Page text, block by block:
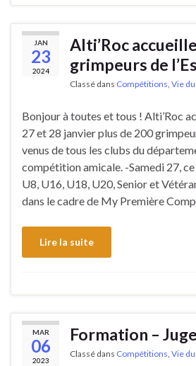
JAN
23
2024
Alti’Roc
grimpeurs de
Classé dans Compétitions, Vie
Bonjour à toutes et tous ! Alti’Roc
27 et 28 janvier plus de 200
venus de tous les clubs du
compétition amicale. -Samedi 27,
U8, U16, U18, U20, Senior et
dans le cadre de My Première
Lire la suite
MAR
06
2023
Formation –
Classé dans Compétitions, Vie